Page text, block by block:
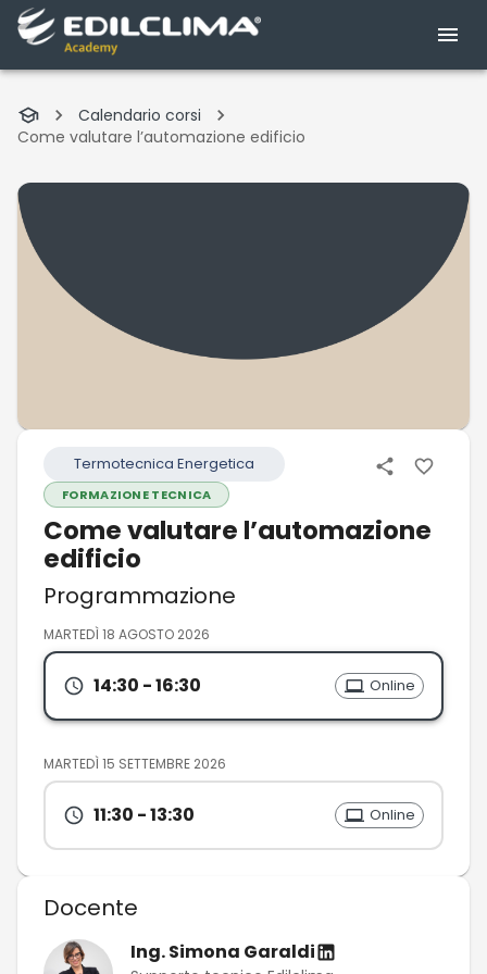
Calendario corsi
Come valutare l’automazione edificio
Termotecnica Energetica
FORMAZIONE TECNICA
Come valutare l’automazione
edificio
Programmazione
MARTEDÌ 18 AGOSTO 2026
14:30 - 16:30 Online
MARTEDÌ 15 SETTEMBRE 2026
11:30 - 13:30 Online
Docente
Ing. Simona Garaldi